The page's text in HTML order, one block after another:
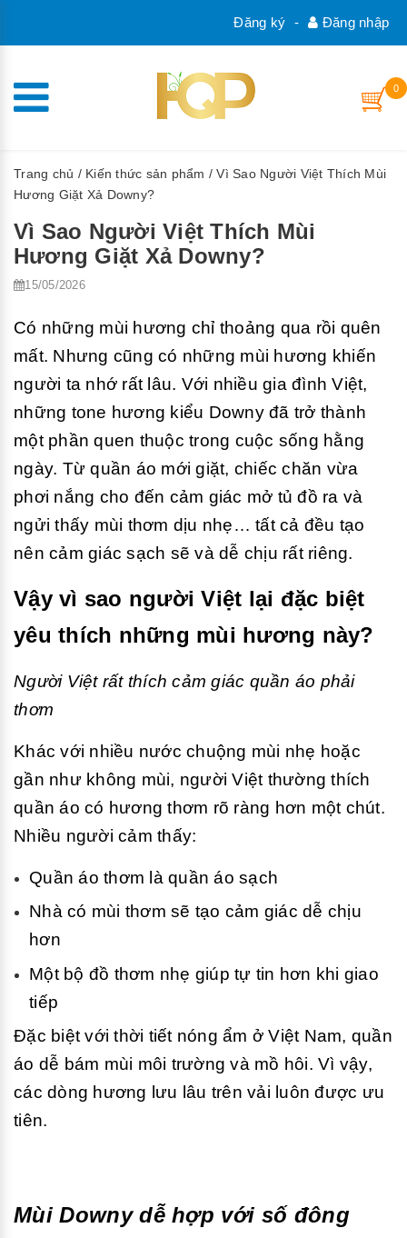
Đăng nhập
-
Đăng ký
0
Trang chủ / Kiến thức sản phẩm / Vì Sao Người Việt Thích Mùi
Hương Giặt Xả Downy?
Vì Sao Người Việt Thích Mùi
Hương Giặt Xả Downy?
15/05/2026
Có những mùi hương chỉ thoảng qua rồi quên
mất. Nhưng cũng có những mùi hương khiến
người ta nhớ rất lâu. Với nhiều gia đình Việt,
những tone hương kiểu Downy đã trở thành
một phần quen thuộc trong cuộc sống hằng
ngày. Từ quần áo mới giặt, chiếc chăn vừa
phơi nắng cho đến cảm giác mở tủ đồ ra và
ngửi thấy mùi thơm dịu nhẹ… tất cả đều tạo
nên cảm giác sạch sẽ và dễ chịu rất riêng.
Vậy vì sao người Việt lại đặc biệt
yêu thích những mùi hương này?
Người Việt rất thích cảm giác quần áo phải
thơm
Khác với nhiều nước chuộng mùi nhẹ hoặc
gần như không mùi, người Việt thường thích
quần áo có hương thơm rõ ràng hơn một chút.
Nhiều người cảm thấy:
Quần áo thơm là quần áo sạch
Nhà có mùi thơm sẽ tạo cảm giác dễ chịu
hơn
Một bộ đồ thơm nhẹ giúp tự tin hơn khi giao
tiếp
Đặc biệt với thời tiết nóng ẩm ở Việt Nam, quần
áo dễ bám mùi môi trường và mồ hôi. Vì vậy,
các dòng hương lưu lâu trên vải luôn được ưu
tiên.
Mùi Downy dễ hợp với số đông